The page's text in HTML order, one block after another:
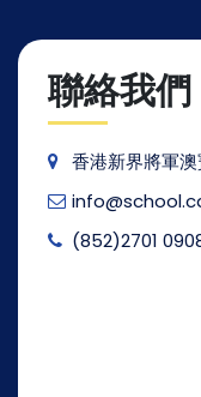
聯絡我們
香港新界將軍
(852)2701